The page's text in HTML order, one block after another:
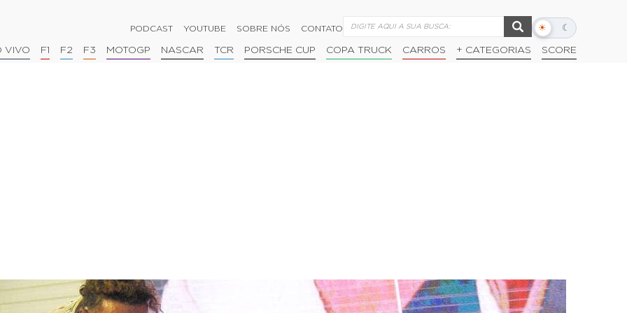
PODCAST YOUTUBE SOBRE NÓS CONTATO ☀ ☾
Alternar
escuro
VIVO F1 F2 F3 MOTOGP NASCAR TCR PORSCHE CUP COPA TRUCK CARROS + CATEGORIAS SCORE